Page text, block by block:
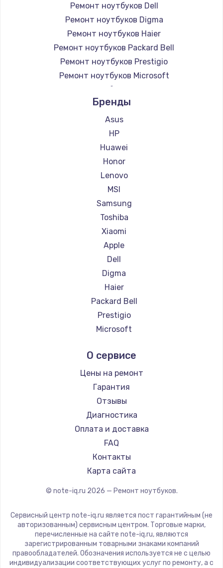
Ремонт ноутбуков Dell
Ремонт ноутбуков Digma
Ремонт ноутбуков Haier
Ремонт ноутбуков Packard Bell
Ремонт ноутбуков Prestigio
Ремонт ноутбуков Microsoft
Ремонт ноутбуков Alienware
Ремонт ноутбуков Aquarius
Ремонт ноутбуков Gigabyte
Ремонт ноутбуков Aorus
Ремонт ноутбуков Maibenben
Ремонт ноутбуков Getac
Ремонт ноутбуков Epson
Ремонт ноутбуков Philips
Ремонт ноутбуков LG
Ремонт ноутбуков Panasonic
Ремонт ноутбуков Irbis
Ремонт ноутбуков Thunderobot
Ремонт ноутбуков Hasee
Ремонт ноутбуков ZTE
Ремонт ноутбуков Hiper
Ремонт ноутбуков Evga
Ремонт ноутбуков Google
Ремонт ноутбуков Echips
Ремонт ноутбуков Predator
Ремонт ноутбуков iru
Ремонт ноутбуков Machenike
Ремонт ноутбуков DEXP
Ремонт ноутбуков Teclast
Ремонт ноутбуков CHUWI
Ремонт ноутбуков Colorful
Бренды
Asus
HP
Huawei
Honor
Lenovo
MSI
Samsung
Toshiba
Xiaomi
Apple
Dell
Digma
Haier
Packard Bell
Prestigio
Microsoft
Aquarius
Gigabyte
Aorus
Maibenben
Getac
Epson
Philips
LG
Panasonic
ZTE
Hiper
Evga
О сервисе
Цены на ремонт
Гарантия
Отзывы
Диагностика
Оплата и доставка
FAQ
Контакты
Карта сайта
© note-iq.ru 2026 — Ремонт ноутбуков.
Сервисный центр note-iq.ru является пост гарантийным (не
авторизованным) сервисным центром. Торговые марки,
перечисленные на сайте note-iq.ru, являются
зарегистрированным товарными знаками компаний
правообладателей. Обозначения используется не с целью
индивидуализации соответствующих услуг по ремонту, а с